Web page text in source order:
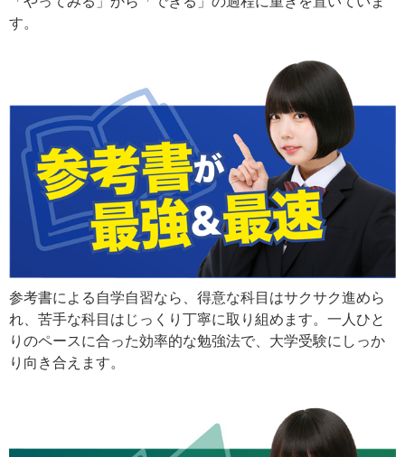
す。
参考書による自学自習なら、得意な科目はサクサク進めら
れ、苦手な科目はじっくり丁寧に取り組めます。一人ひと
りのペースに合った効率的な勉強法で、大学受験にしっか
り向き合えます。